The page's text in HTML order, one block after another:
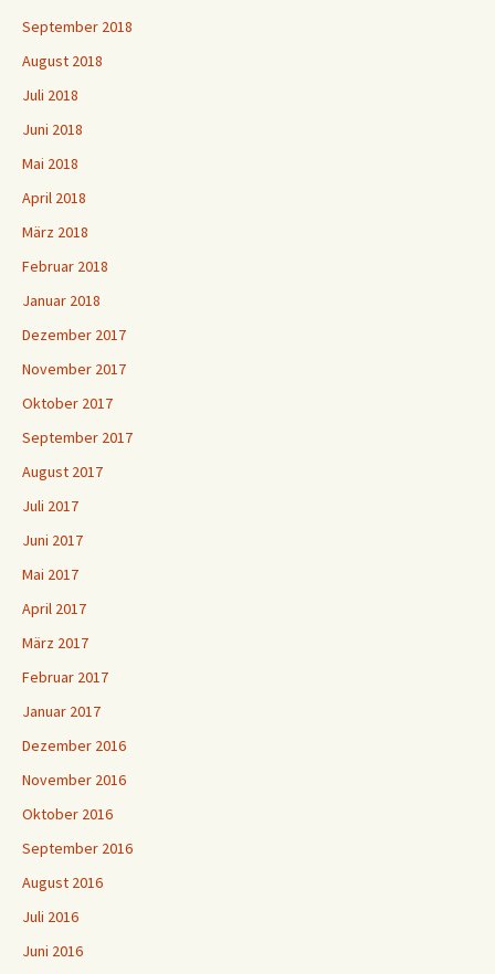
September 2018
August 2018
Juli 2018
Juni 2018
Mai 2018
April 2018
März 2018
Februar 2018
Januar 2018
Dezember 2017
November 2017
Oktober 2017
September 2017
August 2017
Juli 2017
Juni 2017
Mai 2017
April 2017
März 2017
Februar 2017
Januar 2017
Dezember 2016
November 2016
Oktober 2016
September 2016
August 2016
Juli 2016
Juni 2016